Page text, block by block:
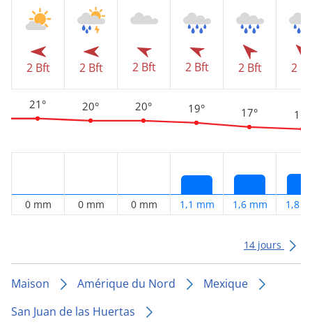
2 Bft
21°
0 mm
2 Bft
20°
0 mm
2 Bft
20°
0 mm
2 Bft
19°
1,1 mm
2 Bft
17°
1,6 mm
2
16°
1,8
14 jours
Maison Amérique du Nord
Mexique
San Juan de las Huertas